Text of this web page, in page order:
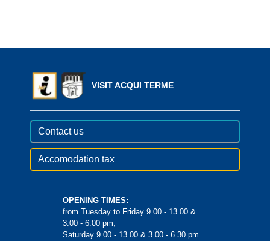
VISIT ACQUI TERME
Contact us
Accomodation tax
OPENING TIMES:
from Tuesday to Friday 9.00 - 13.00 &
3.00 - 6.00 pm;
Saturday 9.00 - 13.00 & 3.00 - 6.30 pm